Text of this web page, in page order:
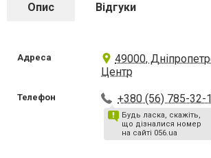
Опис Відгуки
Адреса
49000,
Центр
Телефон +380 (56) 785-32-
Будь ласка, скажіть,
що дізналися номер
на сайті 056.ua